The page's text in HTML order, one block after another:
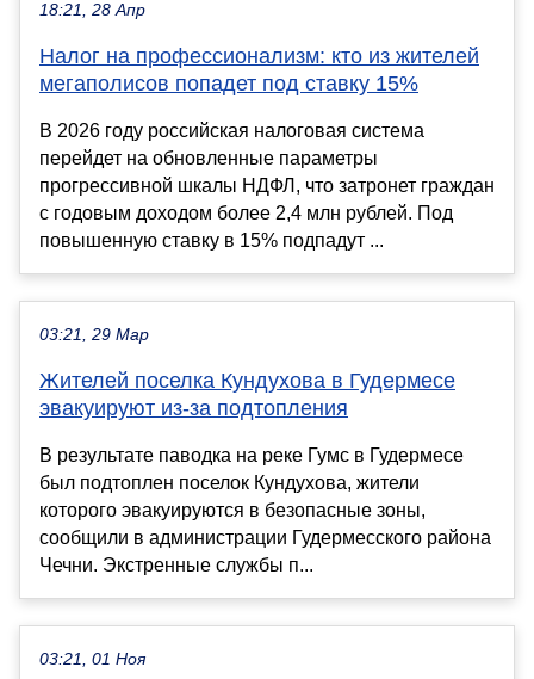
18:21, 28 Апр
Налог на профессионализм: кто из жителей
мегаполисов попадет под ставку 15%
В 2026 году российская налоговая система
перейдет на обновленные параметры
прогрессивной шкалы НДФЛ, что затронет граждан
с годовым доходом более 2,4 млн рублей. Под
повышенную ставку в 15% подпадут ...
03:21, 29 Мар
Жителей поселка Кундухова в Гудермесе
эвакуируют из-за подтопления
В результате паводка на реке Гумс в Гудермесе
был подтоплен поселок Кундухова, жители
которого эвакуируются в безопасные зоны,
сообщили в администрации Гудермесского района
Чечни. Экстренные службы п...
03:21, 01 Ноя